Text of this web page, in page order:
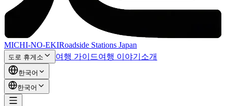
MICHI-NO-EKIRoadside Stations Japan
도로 휴게소 여행 가이드여행 이야기 소개
한국어
한국어